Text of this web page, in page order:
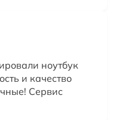
ноутбук
и качество
Сервис